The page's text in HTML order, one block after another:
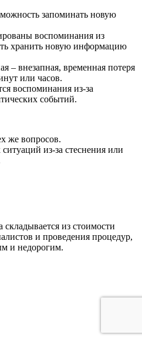
запоминать новую
воспоминания из
хранить новую информацию
– внезапная, временная потеря
или часов.
воспоминания из-за
событий.
же вопросов.
из-за стеснения или
из стоимости
и проведения процедур,
и недорогим.